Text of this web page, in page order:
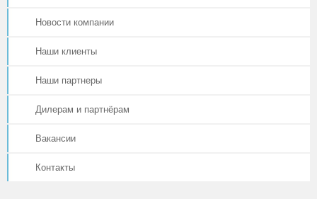
Новости компании
Наши клиенты
Наши партнеры
Дилерам и партнёрам
Вакансии
Контакты